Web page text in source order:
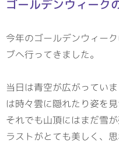
ゴールデンウィーク
今年のゴールデンウィー
ブへ行ってきました。
当日は青空が広がってい
は時々雲に隠れたり姿を
それでも山頂にはまだ雪
ラストがとても美しく、